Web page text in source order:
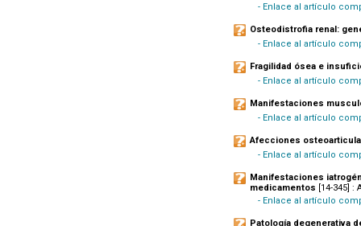
- Enlace al artículo
Osteodistrofia renal:
- Enlace al artículo
Fragilidad ósea e
- Enlace al artículo
Manifestaciones
- Enlace al artículo
Afecciones
- Enlace al artículo
Manifestaciones
medicamentos [14-345]
- Enlace al artículo
Patología degenerativa